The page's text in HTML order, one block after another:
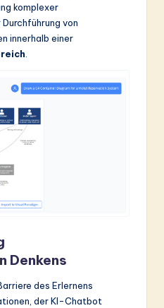
komplexer
von
innerhalb einer
.
Denkens
des Erlernens
der KI-Chatbot